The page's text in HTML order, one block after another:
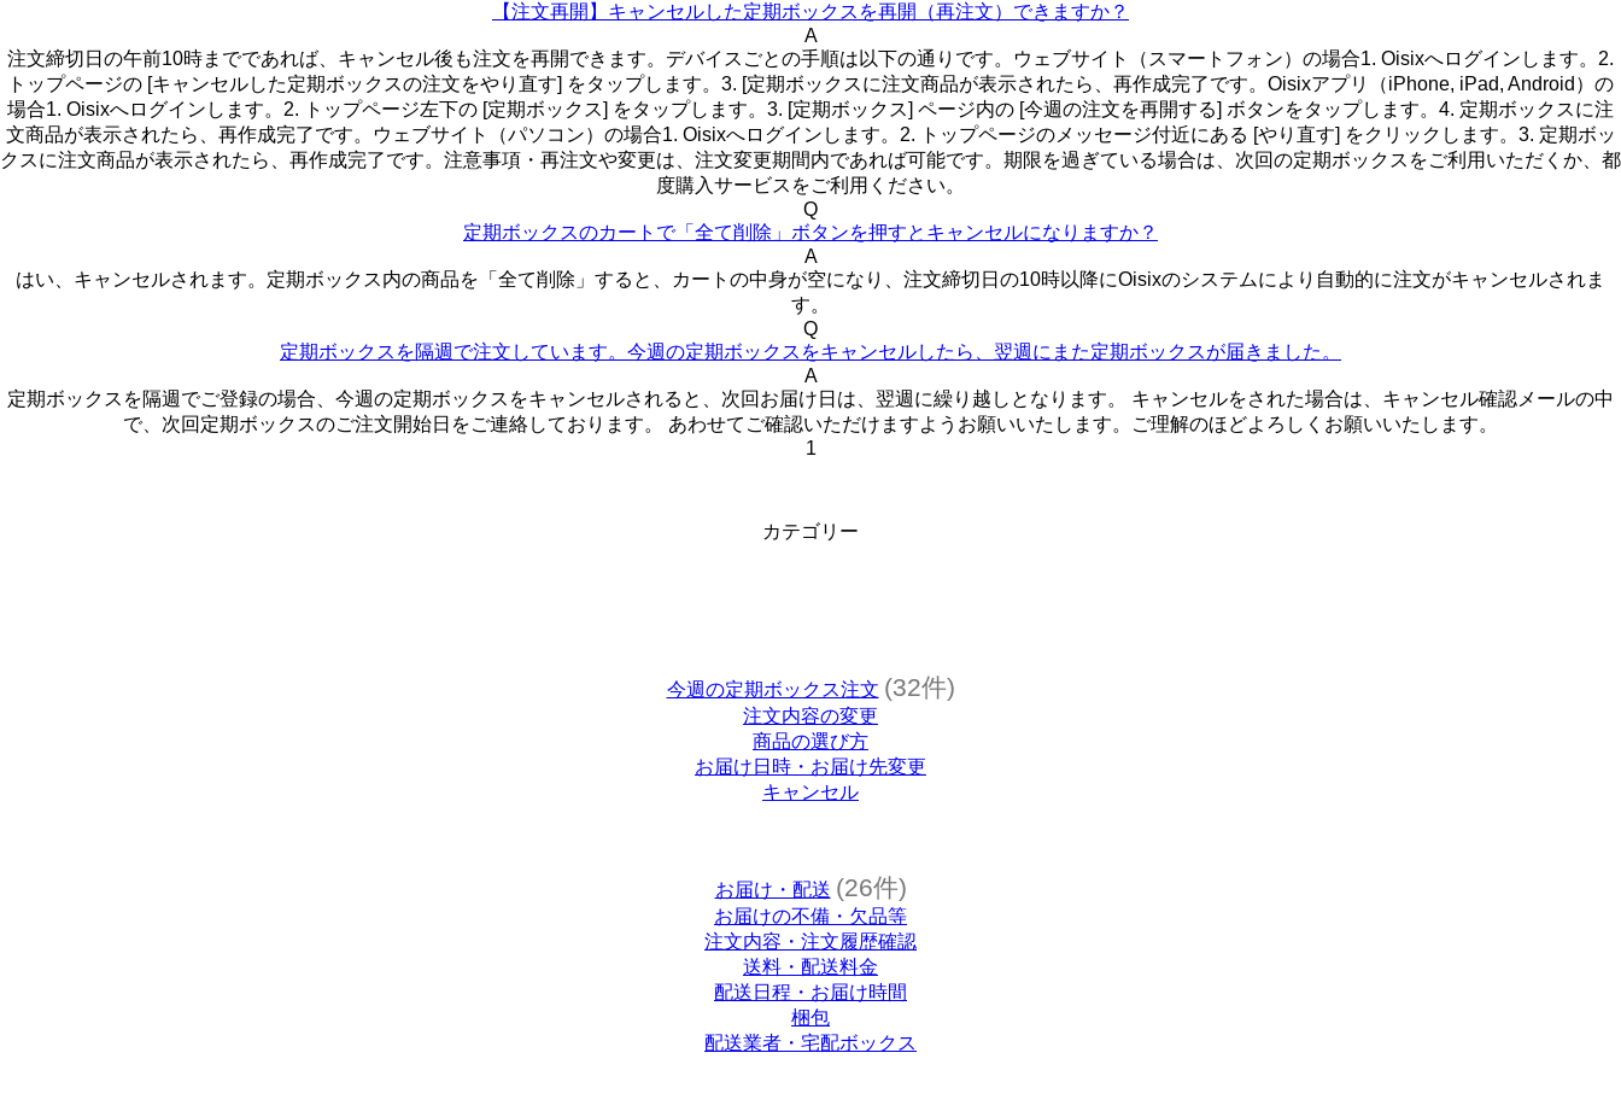
【注文再開】キャンセルした定期ボックスを再開（再注文）できますか？
A
注文締切日の午前10時までであれば、キャンセル後も注文を再開できます。デバイスごとの手順は以下の通りです。ウェブサイト（スマートフォン）の場合1. Oisixへログインします。2.
トップページの [キャンセルした定期ボックスの注文をやり直す] をタップします。3. [定期ボックスに注文商品が表示されたら、再作成完了です。Oisixアプリ（iPhone, iPad, Android）の
場合1. Oisixへログインします。2. トップページ左下の [定期ボックス] をタップします。3. [定期ボックス] ページ内の [今週の注文を再開する] ボタンをタップします。4. 定期ボックスに注
文商品が表示されたら、再作成完了です。ウェブサイト（パソコン）の場合1. Oisixへログインします。2. トップページのメッセージ付近にある [やり直す] をクリックします。3. 定期ボッ
クスに注文商品が表示されたら、再作成完了です。注意事項・再注文や変更は、注文変更期間内であれば可能です。期限を過ぎている場合は、次回の定期ボックスをご利用いただくか、都
度購入サービスをご利用ください。
Q
定期ボックスのカートで「全て削除」ボタンを押すとキャンセルになりますか？
A
はい、キャンセルされます。定期ボックス内の商品を「全て削除」すると、カートの中身が空になり、注文締切日の10時以降にOisixのシステムにより自動的に注文がキャンセルされま
す。
Q
定期ボックスを隔週で注文しています。今週の定期ボックスをキャンセルしたら、翌週にまた定期ボックスが届きました。
A
定期ボックスを隔週でご登録の場合、今週の定期ボックスをキャンセルされると、次回お届け日は、翌週に繰り越しとなります。 キャンセルをされた場合は、キャンセル確認メールの中
で、次回定期ボックスのご注文開始日をご連絡しております。 あわせてご確認いただけますようお願いいたします。ご理解のほどよろしくお願いいたします。
1
カテゴリー
今週の定期ボックス注文 (32件)
注文内容の変更
商品の選び方
お届け日時・お届け先変更
キャンセル
お届け・配送 (26件)
お届けの不備・欠品等
注文内容・注文履歴確認
送料・配送料金
配送日程・お届け時間
梱包
配送業者・宅配ボックス